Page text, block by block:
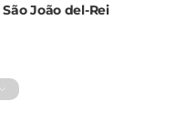
João del-Rei